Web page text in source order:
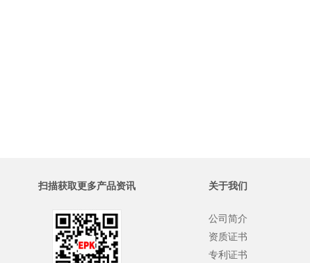
扫描获取更多产品资讯 关于我们
公司简介
资质证书
专利证书